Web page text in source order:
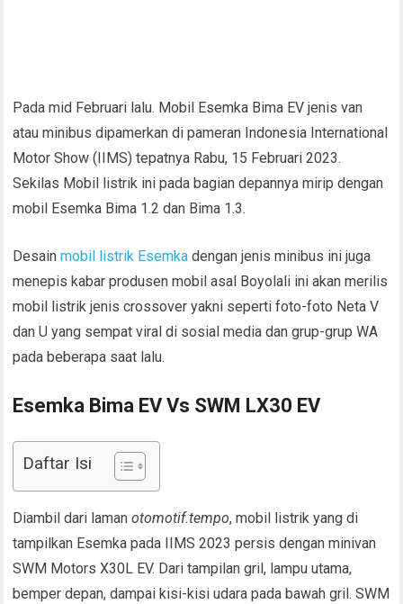
Pada mid Februari lalu. Mobil Esemka Bima EV jenis van
atau minibus dipamerkan di pameran Indonesia International
Motor Show (IIMS) tepatnya Rabu, 15 Februari 2023.
Sekilas Mobil listrik ini pada bagian depannya mirip dengan
mobil Esemka Bima 1.2 dan Bima 1.3.
Desainmobil listrik Esemka dengan jenis minibus ini juga
menepis kabar produsen mobil asal Boyolali ini akan merilis
mobil listrik jenis crossover yakni seperti foto-foto Neta V
dan U yang sempat viral di sosial media dan grup-grup WA
pada beberapa saat lalu.
Esemka Bima EV Vs SWM LX30 EV
Daftar Isi
Diambil dari lamanotomotif.tempo, mobil listrik yang di
tampilkan Esemka pada IIMS 2023 persis dengan minivan
SWM Motors X30L EV. Dari tampilan gril, lampu utama,
bemper depan, dampai kisi-kisi udara pada bawah gril. SWM